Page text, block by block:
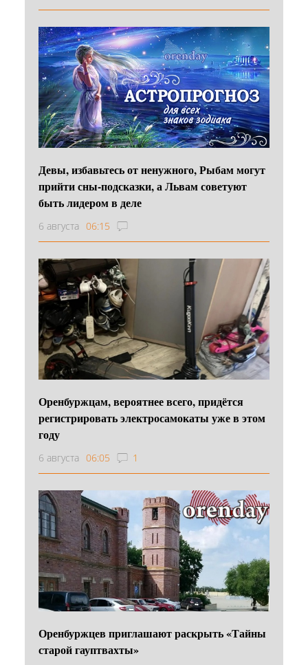
Девы, избавьтесь от ненужного, Рыбам могут
прийти сны-подсказки, а Львам советуют
быть лидером в деле
6 августа 06:15
Оренбуржцам, вероятнее всего, придётся
регистрировать электросамокаты уже в этом
году
6 августа 06:05 1
Оренбуржцев приглашают раскрыть «Тайны
старой гауптвахты»